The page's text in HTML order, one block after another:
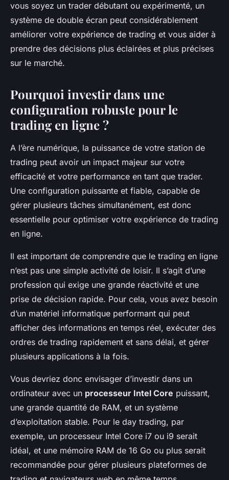
vous soyez un trader débutant ou expérimenté, un
système de double écran peut considérablement
améliorer votre expérience de trading et vous aider à
prendre des décisions plus éclairées et plus précises
sur le marché.
Pourquoi investir dans une
configuration robuste pour le
trading en ligne ?
A l’ère numérique, la puissance de votre station de
trading peut avoir un impact majeur sur votre
efficacité et votre performance en tant que trader.
Une configuration puissante et fiable, capable de
gérer plusieurs tâches simultanément, est donc
essentielle pour optimiser votre expérience de trading
en ligne.
Il est important de comprendre que le trading en ligne
n’est pas une simple activité de loisir. Il s’agit d’une
profession qui exige une grande réactivité et une
prise de décision rapide. Pour cela, vous avez besoin
d’un matériel informatique performant qui peut
afficher des informations en temps réel, exécuter des
ordres de trading rapidement et sans délai, et gérer
plusieurs applications à la fois.
Vous devriez donc envisager d’investir dans un
ordinateur avec un processeur Intel Core puissant,
une grande quantité de RAM, et un système
d’exploitation stable. Pour le day trading, par
exemple, un processeur Intel Core i7 ou i9 serait
idéal, et une mémoire RAM de 16 Go ou plus serait
recommandée pour gérer plusieurs plateformes de